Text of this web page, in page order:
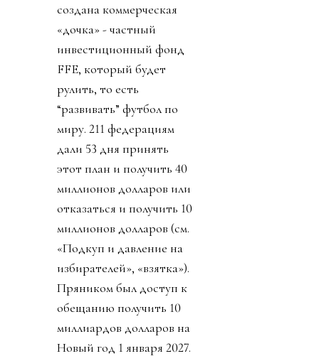
создана коммерческая
«дочка» - частный
инвестиционный фонд
FFE, который будет
рулить, то есть
“развивать” футбол по
миру. 211 федерациям
дали 53 дня принять
этот план и получить 40
миллионов долларов или
отказаться и получить 10
миллионов долларов (см.
«Подкуп и давление на
избирателей», «взятка»).
Пряником был доступ к
обещанию получить 10
миллиардов долларов на
Новый год 1 января 2027.